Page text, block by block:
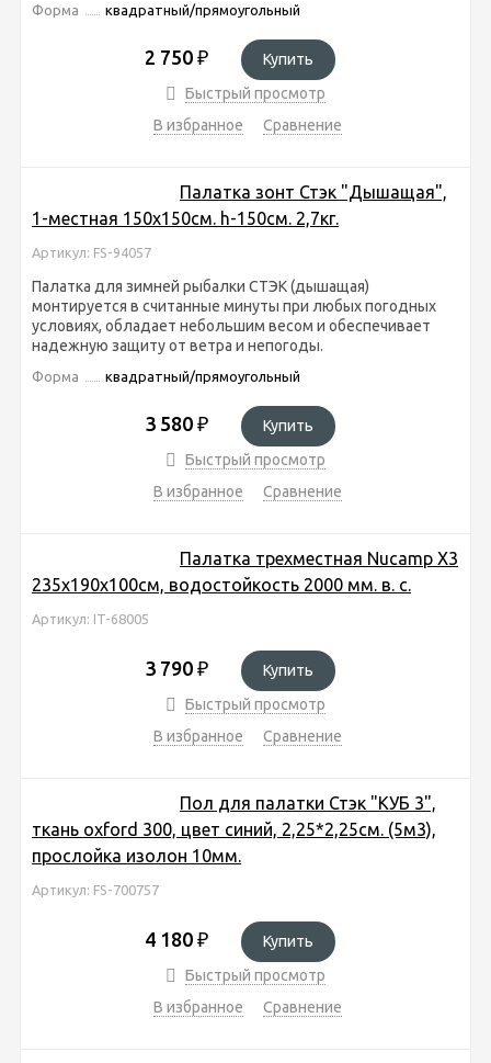
Форма квадратный/прямоугольный
2 750 ₽
Купить
Быстрый просмотр
В избранное
Сравнение
Палатка зонт Стэк "Дышащая",
1-местная 150х150см. h-150см. 2,7кг.
Артикул: FS-94057
Палатка для зимней рыбалки СТЭК (дышащая)
монтируется в считанные минуты при любых погодных
условиях, обладает небольшим весом и обеспечивает
надежную защиту от ветра и непогоды.
Форма квадратный/прямоугольный
3 580 ₽
Купить
Быстрый просмотр
В избранное
Сравнение
Палатка трехместная Nucamp X3
235х190х100см, водостойкость 2000 мм. в. с.
Артикул: IT-68005
3 790 ₽
Купить
Быстрый просмотр
В избранное
Сравнение
Пол для палатки Стэк "КУБ 3",
ткань oxford 300, цвет синий, 2,25*2,25см. (5м3),
прослойка изолон 10мм.
Артикул: FS-700757
4 180 ₽
Купить
Быстрый просмотр
В избранное
Сравнение